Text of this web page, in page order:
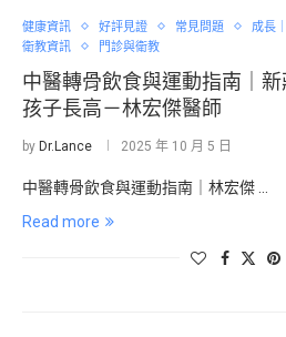
健康資訊 好評見證 常見問題 成長
衛教資訊
門診與衛教
中醫轉骨飲食與運動指南｜
孩子長高－林宏傑醫師
by Dr.Lance 2025 年 10 月 5 日
中醫轉骨飲食與運動指南｜林宏傑 …
Read more